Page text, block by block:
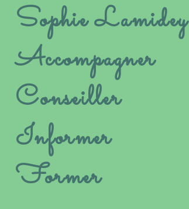
Sophie Lamidey
Accompagner
Conseiller
Informer
Former